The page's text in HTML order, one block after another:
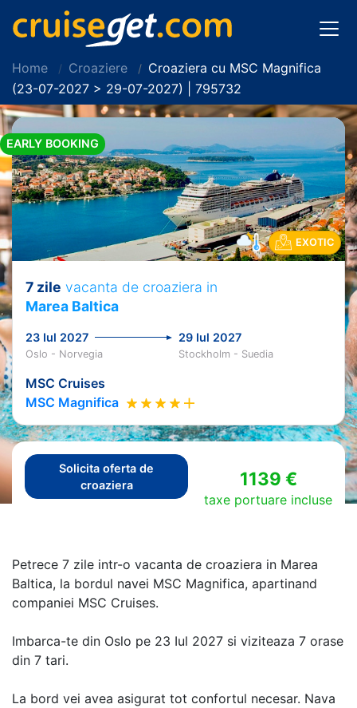
Home Croaziere
Croaziera cu MSC Magnifica
(23-07-2027 > 29-07-2027) | 795732
EARLY BOOKING
EXOTIC
7 zile vacanta de croaziera in
Marea Baltica
23 Iul 2027 29 Iul 2027
Oslo - Norvegia Stockholm - Suedia
MSC Cruises
MSC Magnifica
Solicita oferta de
croaziera
1139 €
taxe portuare incluse
Petrece 7 zile intr-o vacanta de croaziera in Marea
Baltica, la bordul navei MSC Magnifica, apartinand
companiei MSC Cruises.
Imbarca-te din Oslo pe 23 Iul 2027 si viziteaza 7 orase
din 7 tari.
La bord vei avea asigurat tot confortul necesar. Nava